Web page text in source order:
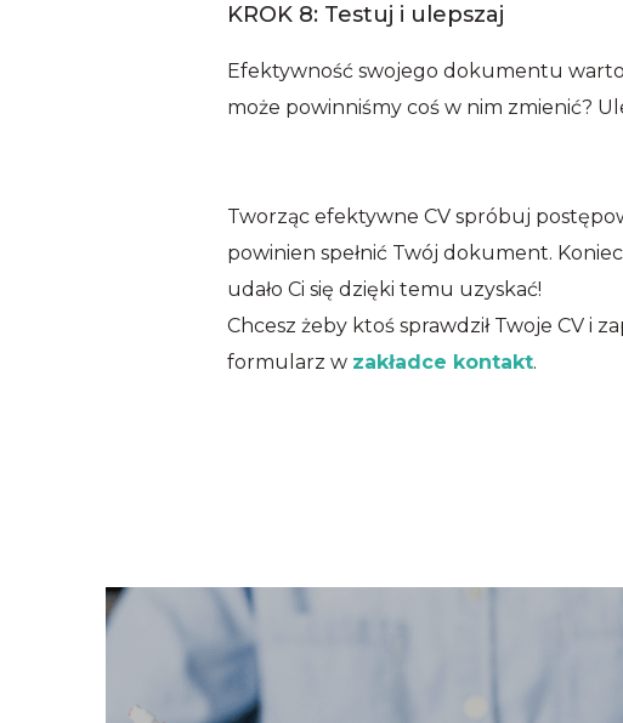
KROK 8: Testuj i ulepszaj
Efektywność swojego dokumentu warto
może powinniśmy coś w nim zmienić?
Tworząc efektywne CV spróbuj
powinien spełnić Twój dokument.
udało Ci się dzięki temu uzyskać!
Chcesz żeby ktoś sprawdził Twoje CV i
formularz w zakładce kontakt.